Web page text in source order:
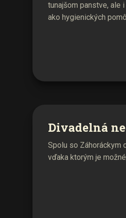
tunajšom panstve, ale
ako hygienických
Divadelná
Spolu so Záhoráckym
vďaka ktorým je